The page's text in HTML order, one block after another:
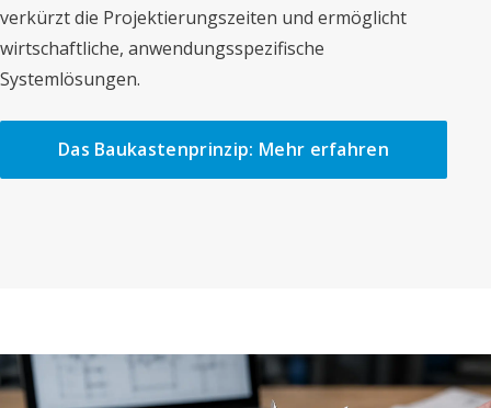
verkürzt die Projektierungszeiten und ermöglicht
wirtschaftliche, anwendungsspezifische
Systemlösungen.
Das Baukastenprinzip: Mehr erfahren